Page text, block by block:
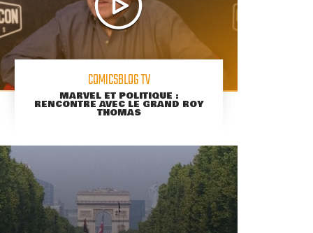
COMICSBLOG TV
MARVEL ET POLITIQUE :
RENCONTRE AVEC LE GRAND ROY
THOMAS